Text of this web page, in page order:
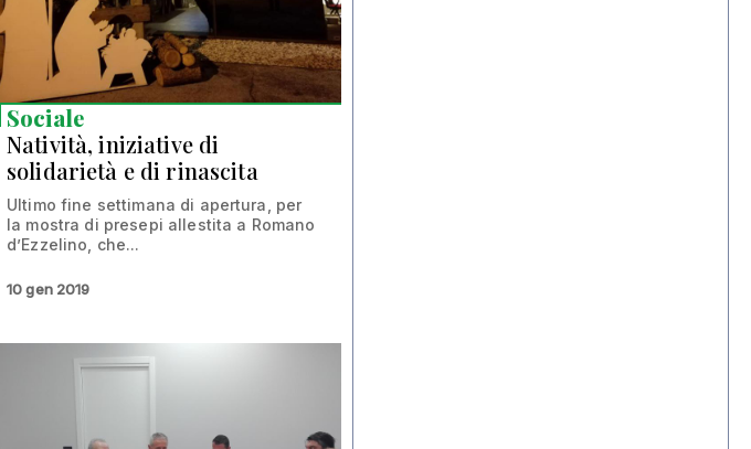
Sociale
Natività, iniziative di
solidarietà e di rinascita
Ultimo fine settimana di apertura, per
la mostra di presepi allestita a Romano
d’Ezzelino, che...
10 gen 2019